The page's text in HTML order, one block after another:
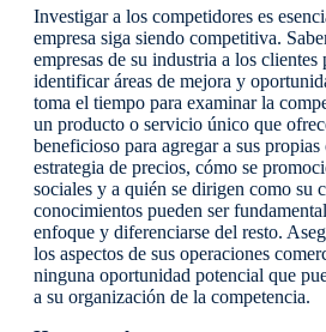
Investigar a los competidores es
empresa siga siendo competitiva.
empresas de su industria a los clientes
identificar áreas de mejora y
toma el tiempo para examinar la
un producto o servicio único que
beneficioso para agregar a sus
estrategia de precios, cómo se
sociales y a quién se dirigen como su
conocimientos pueden ser
enfoque y diferenciarse del resto.
los aspectos de sus operaciones
ninguna oportunidad potencial que
a su organización de la competencia.